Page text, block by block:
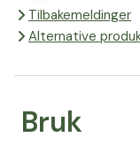
Tilbakemeldinger
Alternative
Bruk